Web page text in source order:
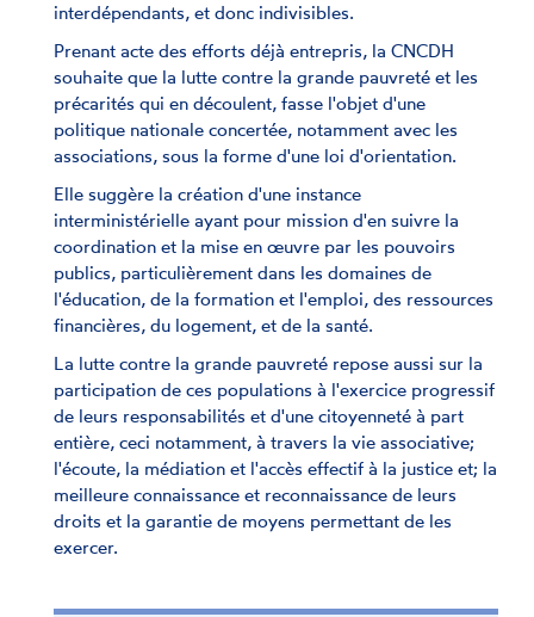
interdépendants, et donc indivisibles.
Prenant acte des efforts déjà entrepris, la CNCDH
souhaite que la lutte contre la grande pauvreté et les
précarités qui en découlent, fasse l'objet d'une
politique nationale concertée, notamment avec les
associations, sous la forme d'une loi d'orientation.
Elle suggère la création d'une instance
interministérielle ayant pour mission d'en suivre la
coordination et la mise en œuvre par les pouvoirs
publics, particulièrement dans les domaines de
l'éducation, de la formation et l'emploi, des ressources
financières, du logement, et de la santé.
La lutte contre la grande pauvreté repose aussi sur la
participation de ces populations à l'exercice progressif
de leurs responsabilités et d'une citoyenneté à part
entière, ceci notamment, à travers la vie associative;
l'écoute, la médiation et l'accès effectif à la justice et; la
meilleure connaissance et reconnaissance de leurs
droits et la garantie de moyens permettant de les
exercer.